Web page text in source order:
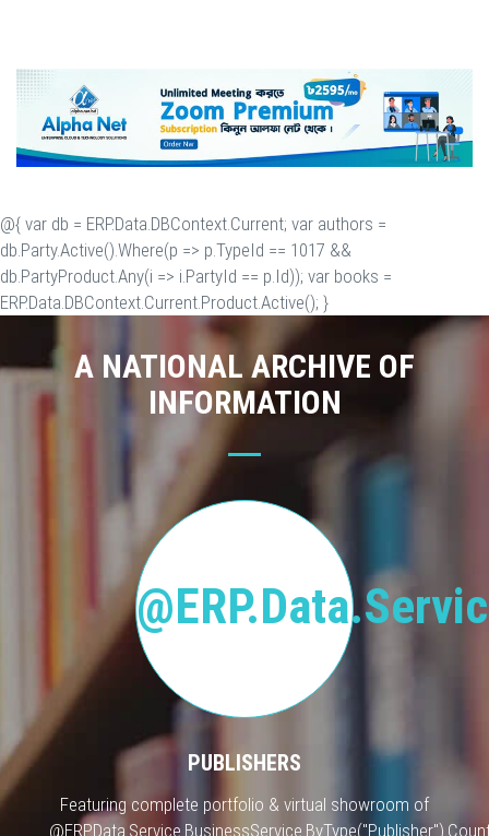
@{ var db = ERP.Data.DBContext.Current; var authors =
db.Party.Active().Where(p => p.TypeId == 1017 &&
db.PartyProduct.Any(i => i.PartyId == p.Id)); var books =
ERP.Data.DBContext.Current.Product.Active(); }
A NATIONAL ARCHIVE OF
INFORMATION
PUBLISHERS
Featuring complete portfolio & virtual showroom of